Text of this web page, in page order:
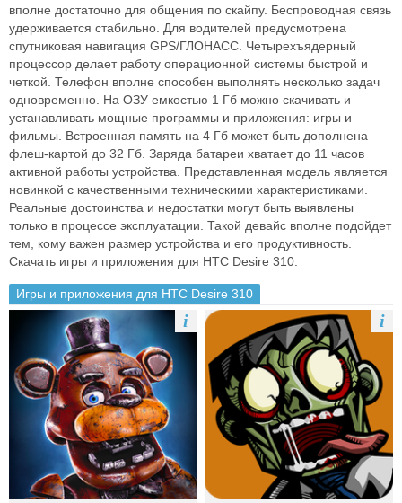
вполне достаточно для общения по скайпу. Беспроводная связь
удерживается стабильно. Для водителей предусмотрена
спутниковая навигация GPS/ГЛОНАСС. Четырехъядерный
процессор делает работу операционной системы быстрой и
четкой. Телефон вполне способен выполнять несколько задач
одновременно. На ОЗУ емкостью 1 Гб можно скачивать и
устанавливать мощные программы и приложения: игры и
фильмы. Встроенная память на 4 Гб может быть дополнена
флеш-картой до 32 Гб. Заряда батареи хватает до 11 часов
активной работы устройства. Представленная модель является
новинкой с качественными техническими характеристиками.
Реальные достоинства и недостатки могут быть выявлены
только в процессе эксплуатации. Такой девайс вполне подойдет
тем, кому важен размер устройства и его продуктивность.
Скачать игры и приложения для HTC Desire 310.
Игры и приложения для HTC Desire 310
i i